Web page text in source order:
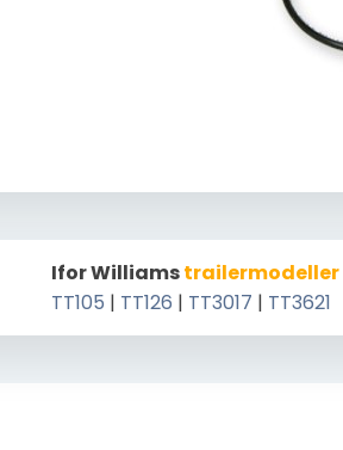
Ifor Williamstrailermodeller
TT105 | TT126 | TT3017 | TT3621